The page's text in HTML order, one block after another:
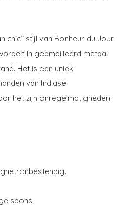
chic” stijl van Bonheur du Jour
in geëmailleerd metaal
Het is een uniek
van Indiase
het zijn onregelmatigheden
spons.